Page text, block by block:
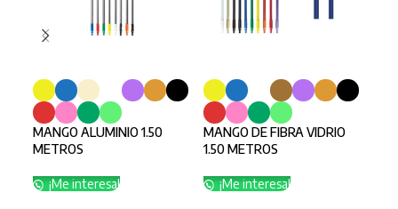
MANGO ALUMINIO 1.50
METROS
¡Me interesa!
MANGO DE FIBRA VIDRIO
1.50 METROS
¡Me interesa!